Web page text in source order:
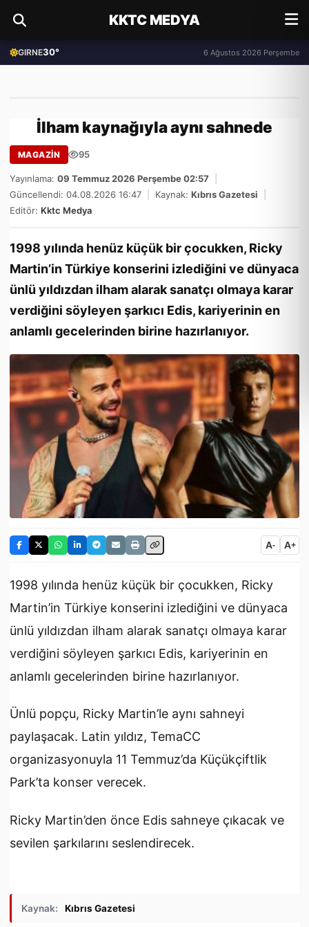
KKTC MEDYA
GIRNE30° 6 Ağustos 2026 Perşembe
İlham kaynağıyla aynı sahnede
MAGAZİN 95
Yayınlama: 09 Temmuz 2026 Perşembe 02:57
Güncellendi: 04.08.2026 16:47
Kaynak: Kıbrıs Gazetesi
Editör: Kktc Medya
1998 yılında henüz küçük bir çocukken, Ricky
Martin’in Türkiye konserini izlediğini ve dünyaca
ünlü yıldızdan ilham alarak sanatçı olmaya karar
verdiğini söyleyen şarkıcı Edis, kariyerinin en
anlamlı gecelerinden birine hazırlanıyor.
A- A+
1998 yılında henüz küçük bir çocukken, Ricky
Martin’in Türkiye konserini izlediğini ve dünyaca
ünlü yıldızdan ilham alarak sanatçı olmaya karar
verdiğini söyleyen şarkıcı Edis, kariyerinin en
anlamlı gecelerinden birine hazırlanıyor.
Ünlü popçu, Ricky Martin’le aynı sahneyi
paylaşacak. Latin yıldız, TemaCC
organizasyonuyla 11 Temmuz’da Küçükçiftlik
Park’ta konser verecek.
Ricky Martin’den önce Edis sahneye çıkacak ve
sevilen şarkılarını seslendirecek.
Kaynak: Kıbrıs Gazetesi